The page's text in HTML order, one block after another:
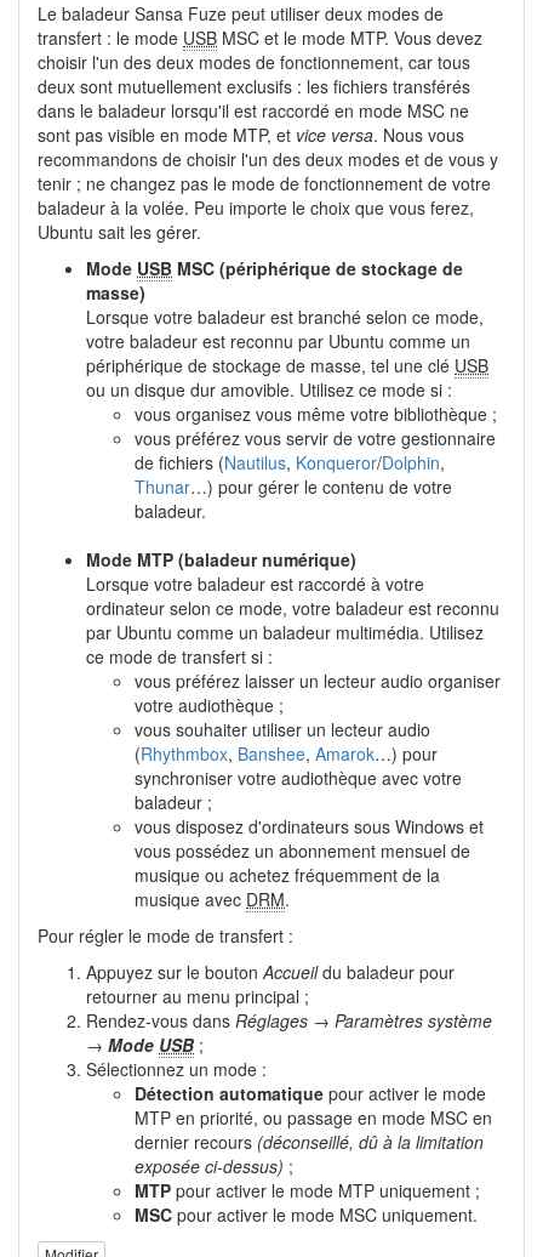
Le baladeur Sansa Fuze peut utiliser deux modes de
transfert : le mode USB MSC et le mode MTP. Vous devez
choisir l'un des deux modes de fonctionnement, car tous
deux sont mutuellement exclusifs : les fichiers transférés
dans le baladeur lorsqu'il est raccordé en mode MSC ne
sont pas visible en mode MTP, et vice versa. Nous vous
recommandons de choisir l'un des deux modes et de vous y
tenir ; ne changez pas le mode de fonctionnement de votre
baladeur à la volée. Peu importe le choix que vous ferez,
Ubuntu sait les gérer.
Mode USB MSC (périphérique de stockage de
masse)
Lorsque votre baladeur est branché selon ce mode,
votre baladeur est reconnu par Ubuntu comme un
périphérique de stockage de masse, tel une clé USB
ou un disque dur amovible. Utilisez ce mode si :
vous organisez vous même votre bibliothèque ;
vous préférez vous servir de votre gestionnaire
de fichiers (Nautilus, Konqueror/Dolphin,
Thunar…) pour gérer le contenu de votre
baladeur.
Mode MTP (baladeur numérique)
Lorsque votre baladeur est raccordé à votre
ordinateur selon ce mode, votre baladeur est reconnu
par Ubuntu comme un baladeur multimédia. Utilisez
ce mode de transfert si :
vous préférez laisser un lecteur audio organiser
votre audiothèque ;
vous souhaiter utiliser un lecteur audio
(Rhythmbox, Banshee, Amarok…) pour
synchroniser votre audiothèque avec votre
baladeur ;
vous disposez d'ordinateurs sous Windows et
vous possédez un abonnement mensuel de
musique ou achetez fréquemment de la
musique avec DRM.
Pour régler le mode de transfert :
Appuyez sur le boutonAccueildu baladeur pour
retourner au menu principal ;
Rendez-vous dans Réglages → Paramètres système
→ Mode USB ;
Sélectionnez un mode :
Détection automatique pour activer le mode
MTP en priorité, ou passage en mode MSC en
dernier recours (déconseillé, dû à la limitation
exposée ci-dessus) ;
MTP pour activer le mode MTP uniquement ;
MSC pour activer le mode MSC uniquement.